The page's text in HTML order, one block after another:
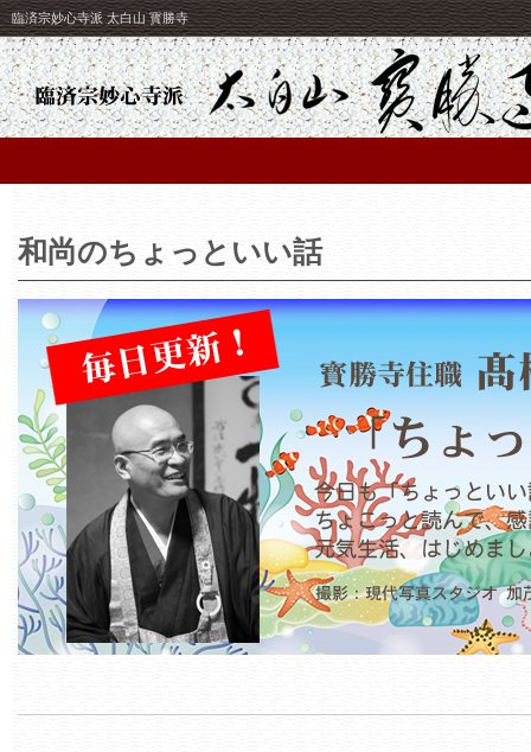
臨済宗妙心寺派 太白山 寳勝寺
和尚のちょっといい話